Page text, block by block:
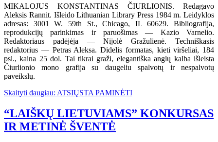
MIKALOJUS KONSTANTINAS ČIURLIONIS. Redagavo
Aleksis Rannit. Išleido Lithuanian Library Press 1984 m. Leidyklos
adresas: 3001 W. 59th St., Chicago, IL 60629. Bibliografija,
reprodukcijų parinkimas ir paruošimas — Kazio Varnelio.
Redaktoriaus padėjėja — Nijolė Gražulienė. Techniškasis
redaktorius — Petras Aleksa. Didelis formatas, kieti viršeliai, 184
psl., kaina 25 dol. Tai tikrai graži, elegantiška anglų kalba išleista
Čiurlionio mono grafija su daugeliu spalvotų ir nespalvotų
paveikslų.
Skaityti daugiau: ATSIŲSTA PAMINĖTI
“LAIŠKŲ LIETUVIAMS” KONKURSAS
IR METINĖ ŠVENTĖ